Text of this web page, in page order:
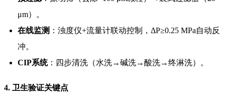
μm）。
在线监测 ：浊度仪+流量计联动控制，ΔP≥0.25 MPa自动反
冲。
CIP系统：四步清洗（水洗→碱洗→酸洗→终淋洗）。
4. 卫生验证关键点